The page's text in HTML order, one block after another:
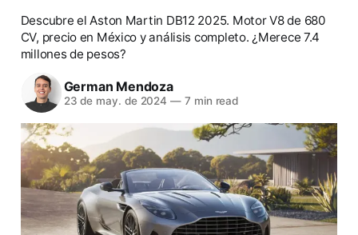
Descubre el Aston Martin DB12 2025. Motor V8 de 680
CV, precio en México y análisis completo. ¿Merece 7.4
millones de pesos?
German Mendoza
23 de may. de 2024 — 7 min read